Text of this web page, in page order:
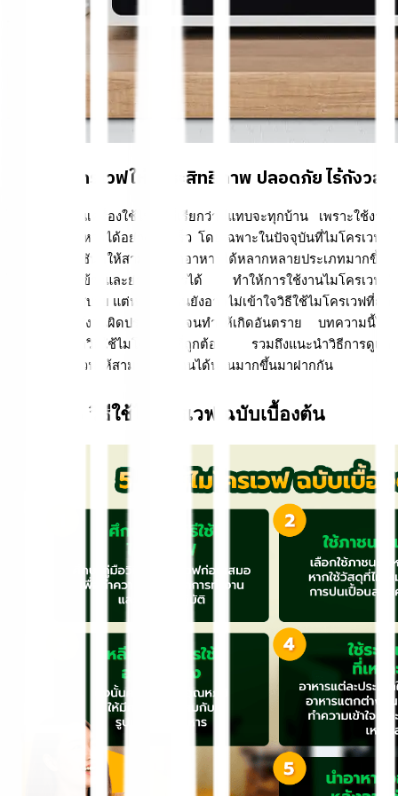
วิธีใช้ไมโครเวฟให้มีประสิทธิภาพ ปลอดภัย ไร้กังวล
ไมโครเวฟเป็นเครื่องใช้ไฟฟ้าที่เรียกว่ามีแทบจะทุกบ้าน เพราะใช้งาน
ได้ง่าย อุ่นอาหารได้อย่างรวดเร็ว โดยเฉพาะในปัจจุบันที่ไมโครเวฟมี
การพัฒนาฟังชันก์ให้สามารถทำอาหารได้หลากหลายประเภทมากขึ้น
ไม่ว่าจะใช้หุงข้าวและย่างอาหารได้ ทำให้การใช้งานไมโครเวฟมี
ความสะดวกสบาย แต่หลายๆ คนยังอาจไม่เข้าใจวิธีใช้ไมโครเวฟที่ถูก
ต้อง หรือใช้งานผิดประเภท จนทำให้เกิดอันตราย บทความนี้ได้
รวบรวมข้อมูลวิธีใช้ไมโครเวฟที่ถูกต้อง รวมถึงแนะนำวิธีการดูแล
รักษาไมโครเวฟให้สามารถใช้งานได้นานมากขึ้นมาฝากกัน
5 วิธีใช้ไมโครเวฟ ฉบับเบื้องต้น